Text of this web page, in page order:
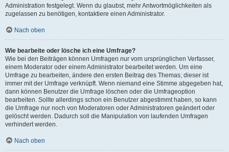
Administration festgelegt. Wenn du glaubst, mehr Antwortmöglichkeiten als
zugelassen zu benötigen, kontaktiere einen Administrator.
Nach oben
Wie bearbeite oder lösche ich eine Umfrage?
Wie bei den Beiträgen können Umfragen nur vom ursprünglichen Verfasser,
einem Moderator oder einem Administrator bearbeitet werden. Um eine
Umfrage zu bearbeiten, ändere den ersten Beitrag des Themas; dieser ist
immer mit der Umfrage verknüpft. Wenn niemand eine Stimme abgegeben hat,
dann können Benutzer die Umfrage löschen oder die Umfrageoption
bearbeiten. Sollte allerdings schon ein Benutzer abgestimmt haben, so kann
die Umfrage nur noch von Moderatoren oder Administratoren geändert oder
gelöscht werden. Dadurch soll die Manipulation von laufenden Umfragen
verhindert werden.
Nach oben